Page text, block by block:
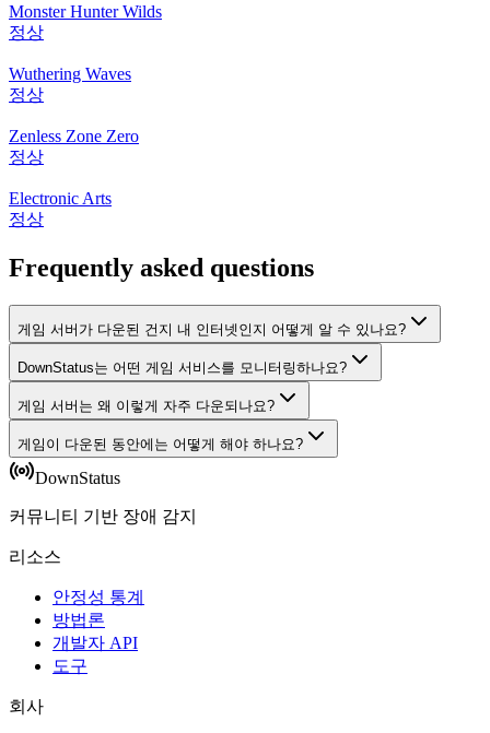
Monster Hunter Wilds
정상
Wuthering Waves
정상
Zenless Zone Zero
정상
Electronic Arts
정상
Frequently asked questions
게임 서버가 다운된 건지 내 인터넷인지 어떻게 알 수 있나요?
DownStatus는 어떤 게임 서비스를 모니터링하나요?
게임 서버는 왜 이렇게 자주 다운되나요?
게임이 다운된 동안에는 어떻게 해야 하나요?
DownStatus
커뮤니티 기반 장애 감지
리소스
안정성 통계
방법론
개발자 API
도구
회사